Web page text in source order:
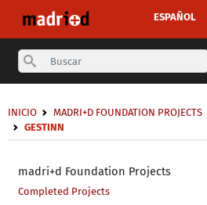
ESPAÑOL
madri+d Foundation Projects
Completed Projects
Breadcrumb
INICIO MADRI+D FOUNDATION PROJECTS
GESTINN